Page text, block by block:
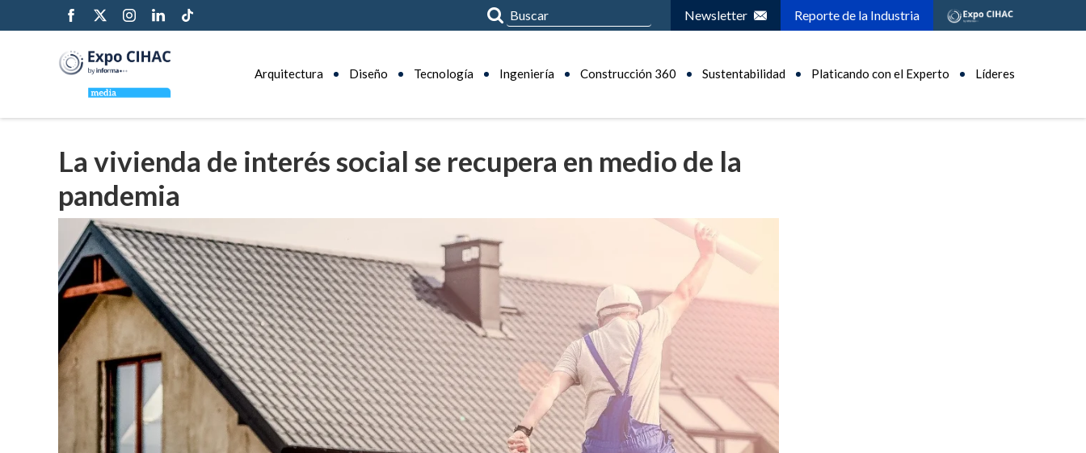
Newsletter Reporte de la Industria
Arquitectura Diseño Tecnología Ingeniería Construcción 360 Sustentabilidad Platicando con el Experto Líderes
La vivienda de interés social se recupera en medio de la
pandemia